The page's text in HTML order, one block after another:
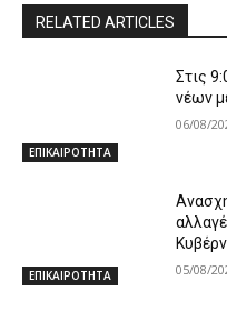
RELATED ARTICLES
ΕΠΙΚΑΙΡΟΤΗΤΑ
Στις
νέων
06/08/
ΕΠΙΚΑΙΡΟΤΗΤΑ 05/08/